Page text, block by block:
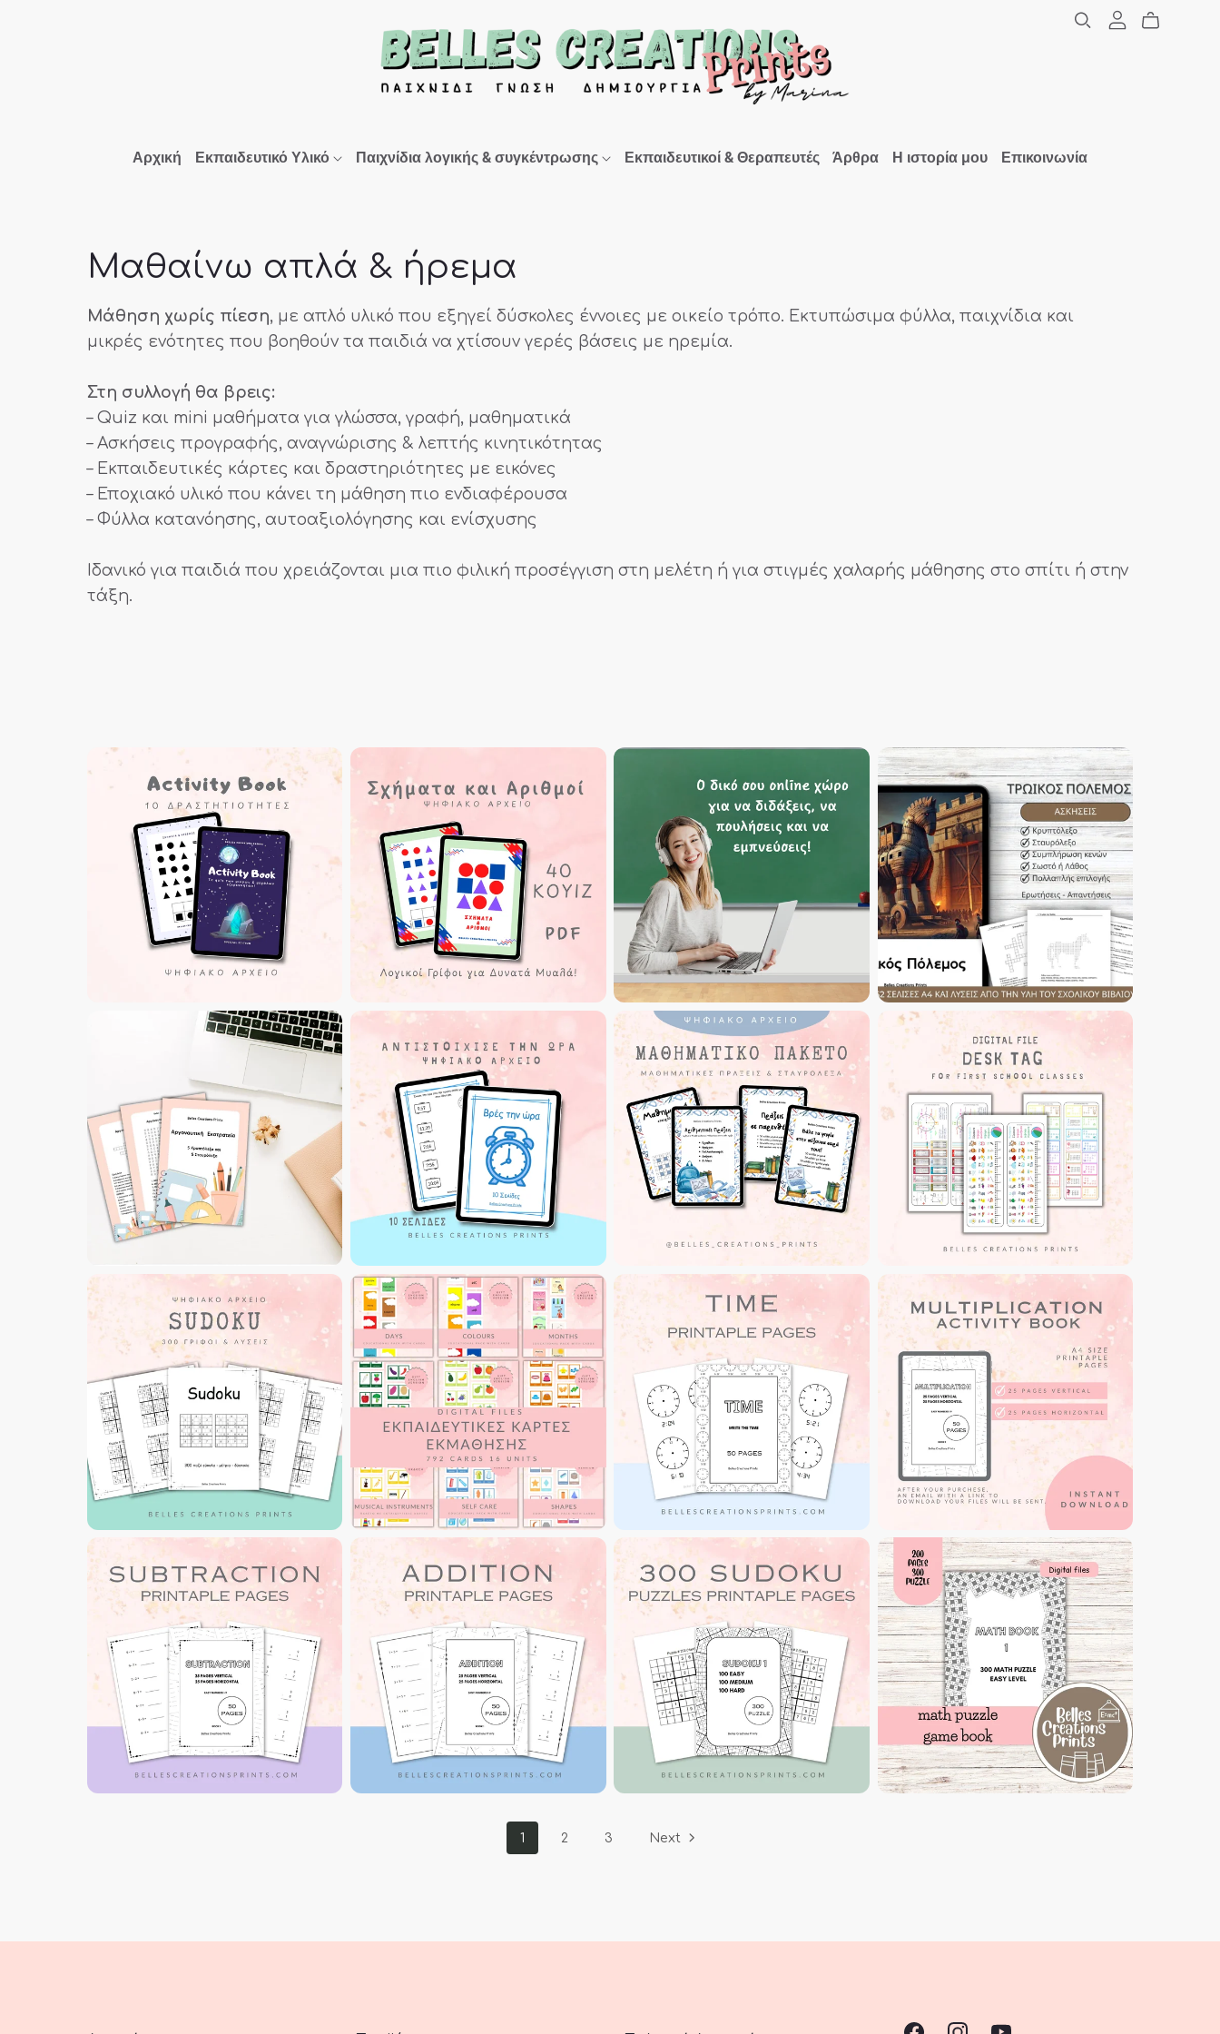
Αρχική Εκπαιδευτικό Υλικό Παιχνίδια λογικής & συγκέντρωσης Εκπαιδευτικοί & Θεραπευτές Άρθρα Η ιστορία μου Επικοινωνία
Μαθαίνω απλά & ήρεμα
Μάθηση χωρίς πίεση, με απλό υλικό που εξηγεί δύσκολες έννοιες με οικείο τρόπο. Εκτυπώσιμα φύλλα, παιχνίδια και
μικρές ενότητες που βοηθούν τα παιδιά να χτίσουν γερές βάσεις με ηρεμία.
Στη συλλογή θα βρεις:
– Quiz και mini μαθήματα για γλώσσα, γραφή, μαθηματικά
– Ασκήσεις προγραφής, αναγνώρισης & λεπτής κινητικότητας
– Εκπαιδευτικές κάρτες και δραστηριότητες με εικόνες
– Εποχιακό υλικό που κάνει τη μάθηση πιο ενδιαφέρουσα
– Φύλλα κατανόησης, αυτοαξιολόγησης και ενίσχυσης
Ιδανικό για παιδιά που χρειάζονται μια πιο φιλική προσέγγιση στη μελέτη ή για στιγμές χαλαρής μάθησης στο σπίτι ή στην
τάξη.
1 2 3 Next